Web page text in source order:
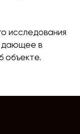
исследования
дающее в
объекте.